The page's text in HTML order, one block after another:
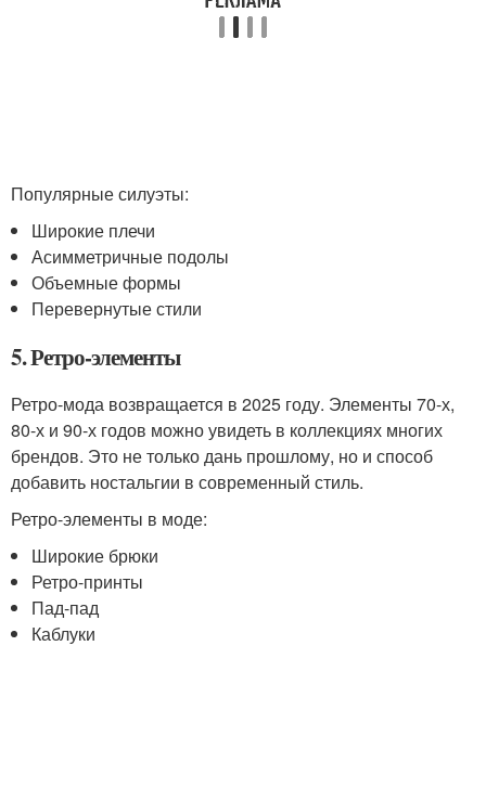
Популярные силуэты:
Широкие плечи
Асимметричные подолы
Объемные формы
Перевернутые стили
5. Ретро-элементы
Ретро-мода возвращается в 2025 году. Элементы 70-х,
80-х и 90-х годов можно увидеть в коллекциях многих
брендов. Это не только дань прошлому, но и способ
добавить ностальгии в современный стиль.
Ретро-элементы в моде:
Широкие брюки
Ретро-принты
Пад-пад
Каблуки